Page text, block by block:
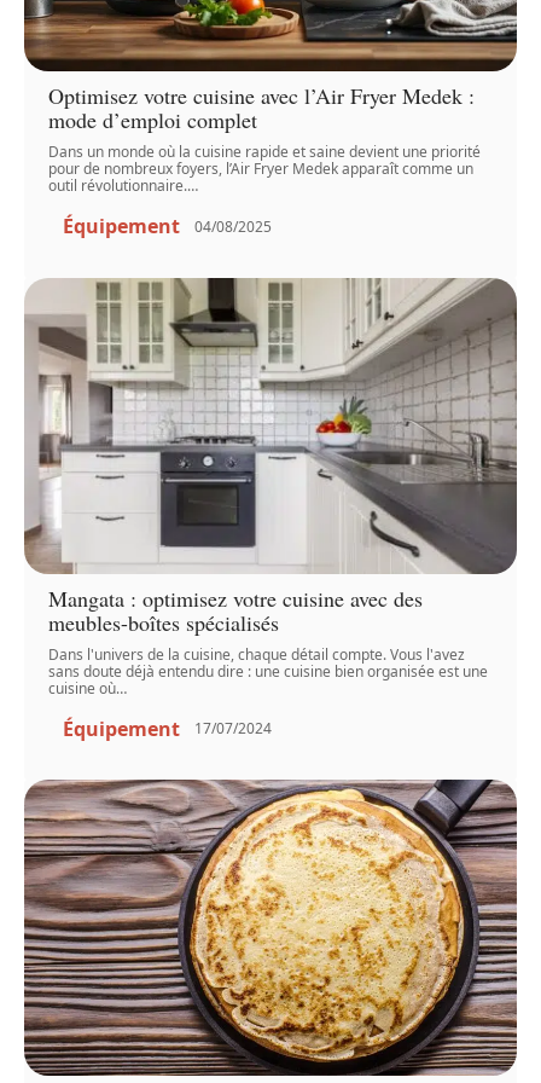
Optimisez votre cuisine avec l’Air Fryer Medek :
mode d’emploi complet
Dans un monde où la cuisine rapide et saine devient une priorité
pour de nombreux foyers, l’Air Fryer Medek apparaît comme un
outil révolutionnaire.…
Équipement 04/08/2025
Mangata : optimisez votre cuisine avec des
meubles-boîtes spécialisés
Dans l'univers de la cuisine, chaque détail compte. Vous l'avez
sans doute déjà entendu dire : une cuisine bien organisée est une
cuisine où…
Équipement 17/07/2024